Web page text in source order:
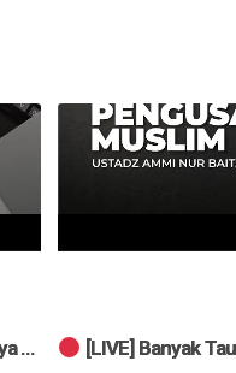
[LIVE] Banyak Taubat, Termasuk